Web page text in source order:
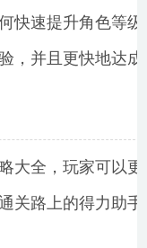
快速提升角色等
，并且更快地达
大全，玩家可以
关路上的得力助